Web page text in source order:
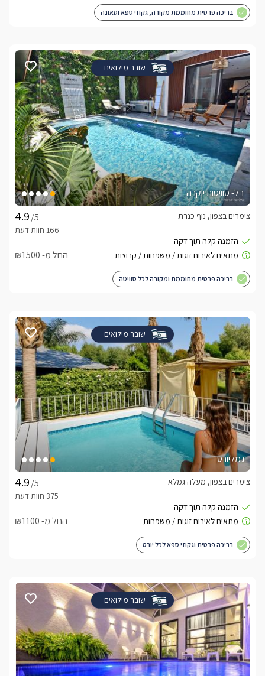
בריכה פרטית מחוממת מקורה, גקוזי ספא וסאונה
שובר מילואים
בל- סוויטות יוקרה
/5
צימרים בצפון, נוף כנרת
החל מ- ₪1500
בריכה פרטית מחוממת ומקורה לכל סוויטה
שובר מילואים
גמליורט
/5
צימרים בצפון, מעלה גמלא
החל מ- ₪1100
בריכה פרטית וגקוזי ספא לכל יורט
שובר מילואים